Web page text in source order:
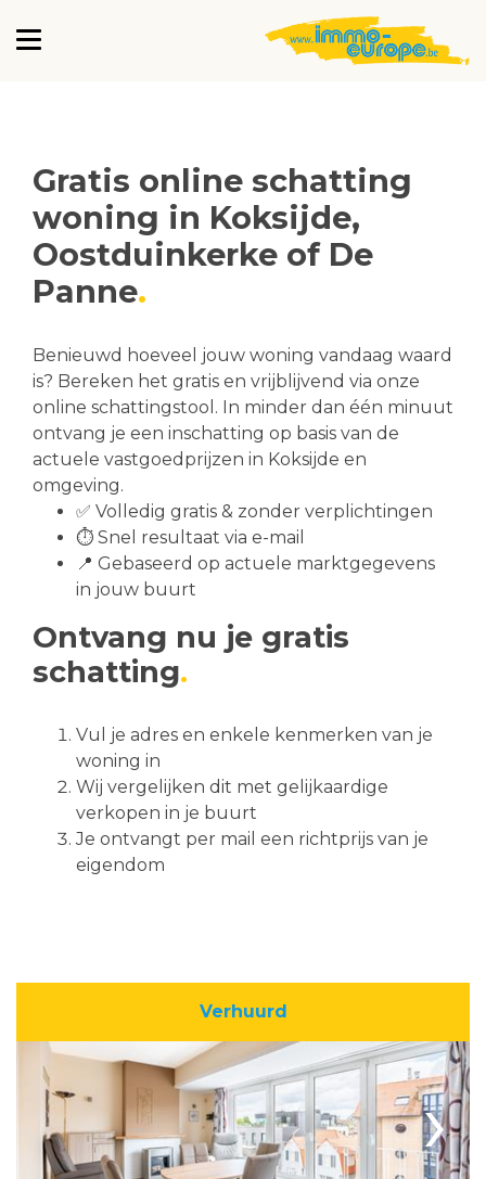
Gratis online schatting
woning in Koksijde,
Oostduinkerke of De
Panne
Benieuwd hoeveel jouw woning vandaag waard
is? Bereken het gratis en vrijblijvend via onze
online schattingstool. In minder dan één minuut
ontvang je een inschatting op basis van de
actuele vastgoedprijzen in Koksijde en
omgeving.
✅ Volledig gratis & zonder verplichtingen
⏱️ Snel resultaat via e-mail
📍 Gebaseerd op actuele marktgegevens
in jouw buurt
Ontvang nu je gratis
schatting
Vul je adres en enkele kenmerken van je
woning in
Wij vergelijken dit met gelijkaardige
verkopen in je buurt
Je ontvangt per mail een richtprijs van je
eigendom
Verhuurd
›